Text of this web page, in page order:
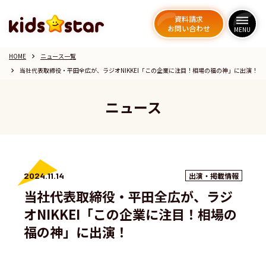
資料請求
お問い合わせ
dehaze
MENU
資料請求
お問い合わせ
dehaze
MENU
HOME keyboard_arrow_right ニュース一覧
keyboard_arrow_right 当社代表取締役・平田全広が、ラジオNIKKEI「この企業に注目！相場の福の神」に出演！
ニュース
2024.11.14 出演・掲載情報
当社代表取締役・平田全広が、ラジ
オNIKKEI「この企業に注目！相場の
福の神」に出演！